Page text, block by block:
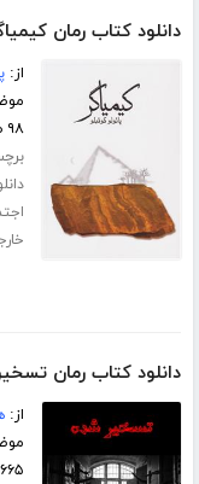
دانلود کتاب رمان
از:
۹۸ صفحه
دانلود کتاب رمان
از:
۶۶۵ صفحه